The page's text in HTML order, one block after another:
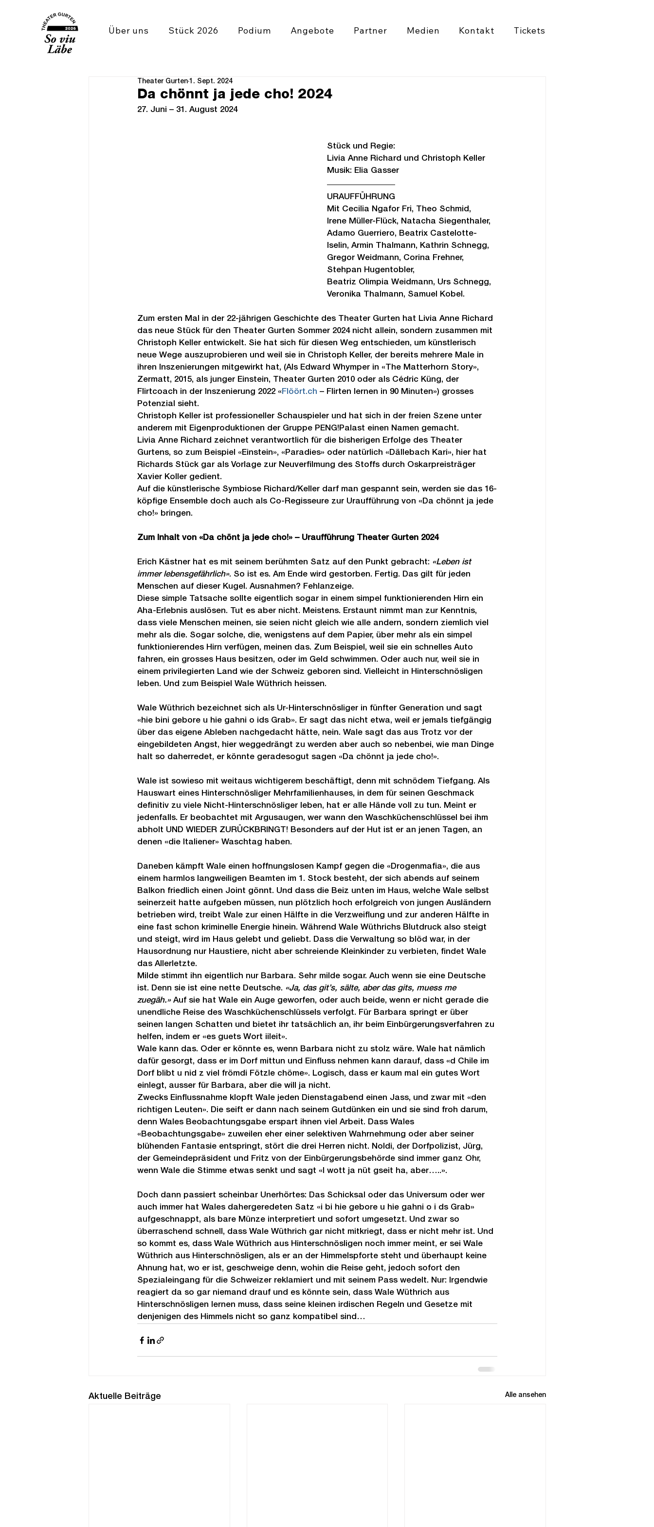
Über uns Stück 2026 Podium Angebote Partner Medien Kontakt Tickets
Da chönnt ja jede cho! 2024
Theater Gurten 1. Sept. 2024
27. Juni – 31. August 2024
Stück und Regie:
Livia Anne Richard und Christoph Keller
Musik: Elia Gasser
URAUFFÜHRUNG
Mit Cecilia Ngafor Fri, Theo Schmid,
Irene Müller-Flück, Natacha Siegenthaler,
Adamo Guerriero, Beatrix Castelotte-
Iselin, Armin Thalmann, Kathrin Schnegg,
Gregor Weidmann, Corina Frehner,
Stehpan Hugentobler,
Beatriz Olimpia Weidmann, Urs Schnegg,
Veronika Thalmann, Samuel Kobel.
Zum ersten Mal in der 22-jährigen Geschichte des Theater Gurten hat Livia Anne Richard
das neue Stück für den Theater Gurten Sommer 2024 nicht allein, sondern zusammen mit
Christoph Keller entwickelt. Sie hat sich für diesen Weg entschieden, um künstlerisch
neue Wege auszuprobieren und weil sie in Christoph Keller, der bereits mehrere Male in
ihren Inszenierungen mitgewirkt hat, (Als Edward Whymper in «The Matterhorn Story»,
Zermatt, 2015, als junger Einstein, Theater Gurten 2010 oder als Cédric Küng, der
Flirtcoach in der Inszenierung 2022 «Flöört.ch – Flirten lernen in 90 Minuten») grosses
Potenzial sieht.
Christoph Keller ist professioneller Schauspieler und hat sich in der freien Szene unter
anderem mit Eigenproduktionen der Gruppe PENG!Palast einen Namen gemacht.
Livia Anne Richard zeichnet verantwortlich für die bisherigen Erfolge des Theater
Gurtens, so zum Beispiel «Einstein», «Paradies» oder natürlich «Dällebach Kari», hier hat
Richards Stück gar als Vorlage zur Neuverfilmung des Stoffs durch Oskarpreisträger
Xavier Koller gedient.
Auf die künstlerische Symbiose Richard/Keller darf man gespannt sein, werden sie das 16-
köpfige Ensemble doch auch als Co-Regisseure zur Uraufführung von «Da chönnt ja jede
cho!» bringen.
Zum Inhalt von «Da chönt ja jede cho!» – Uraufführung Theater Gurten 2024
Erich Kästner hat es mit seinem berühmten Satz auf den Punkt gebracht: «Leben ist
immer lebensgefährlich». So ist es. Am Ende wird gestorben. Fertig. Das gilt für jeden
Menschen auf dieser Kugel. Ausnahmen? Fehlanzeige.
Diese simple Tatsache sollte eigentlich sogar in einem simpel funktionierenden Hirn ein
Aha-Erlebnis auslösen. Tut es aber nicht. Meistens. Erstaunt nimmt man zur Kenntnis,
dass viele Menschen meinen, sie seien nicht gleich wie alle andern, sondern ziemlich viel
mehr als die. Sogar solche, die, wenigstens auf dem Papier, über mehr als ein simpel
funktionierendes Hirn verfügen, meinen das. Zum Beispiel, weil sie ein schnelles Auto
fahren, ein grosses Haus besitzen, oder im Geld schwimmen. Oder auch nur, weil sie in
einem privilegierten Land wie der Schweiz geboren sind. Vielleicht in Hinterschnösligen
leben. Und zum Beispiel Wale Wüthrich heissen.
Wale Wüthrich bezeichnet sich als Ur-Hinterschnösliger in fünfter Generation und sagt
«hie bini gebore u hie gahni o ids Grab». Er sagt das nicht etwa, weil er jemals tiefgängig
über das eigene Ableben nachgedacht hätte, nein. Wale sagt das aus Trotz vor der
eingebildeten Angst, hier weggedrängt zu werden aber auch so nebenbei, wie man Dinge
halt so daherredet, er könnte geradesogut sagen «Da chönnt ja jede cho!».
Wale ist sowieso mit weitaus wichtigerem beschäftigt, denn mit schnödem Tiefgang. Als
Hauswart eines Hinterschnösliger Mehrfamilienhauses, in dem für seinen Geschmack
definitiv zu viele Nicht-Hinterschnösliger leben, hat er alle Hände voll zu tun. Meint er
jedenfalls. Er beobachtet mit Argusaugen, wer wann den Waschküchenschlüssel bei ihm
abholt UND WIEDER ZURÜCKBRINGT! Besonders auf der Hut ist er an jenen Tagen, an
denen «die Italiener» Waschtag haben.
Daneben kämpft Wale einen hoffnungslosen Kampf gegen die «Drogenmafia», die aus
einem harmlos langweiligen Beamten im 1. Stock besteht, der sich abends auf seinem
Balkon friedlich einen Joint gönnt. Und dass die Beiz unten im Haus, welche Wale selbst
seinerzeit hatte aufgeben müssen, nun plötzlich hoch erfolgreich von jungen Ausländern
betrieben wird, treibt Wale zur einen Hälfte in die Verzweiflung und zur anderen Hälfte in
eine fast schon kriminelle Energie hinein. Während Wale Wüthrichs Blutdruck also steigt
und steigt, wird im Haus gelebt und geliebt. Dass die Verwaltung so blöd war, in der
Hausordnung nur Haustiere, nicht aber schreiende Kleinkinder zu verbieten, findet Wale
das Allerletzte.
Milde stimmt ihn eigentlich nur Barbara. Sehr milde sogar. Auch wenn sie eine Deutsche
ist. Denn sie ist eine nette Deutsche. «Ja, das git’s, sälte, aber das gits, muess me
zuegäh.» Auf sie hat Wale ein Auge geworfen, oder auch beide, wenn er nicht gerade die
unendliche Reise des Waschküchenschlüssels verfolgt. Für Barbara springt er über
seinen langen Schatten und bietet ihr tatsächlich an, ihr beim Einbürgerungsverfahren zu
helfen, indem er «es guets Wort iileit».
Wale kann das. Oder er könnte es, wenn Barbara nicht zu stolz wäre. Wale hat nämlich
dafür gesorgt, dass er im Dorf mittun und Einfluss nehmen kann darauf, dass «d Chile im
Dorf blibt u nid z viel frömdi Fötzle chöme». Logisch, dass er kaum mal ein gutes Wort
einlegt, ausser für Barbara, aber die will ja nicht.
Zwecks Einflussnahme klopft Wale jeden Dienstagabend einen Jass, und zwar mit «den
richtigen Leuten». Die seift er dann nach seinem Gutdünken ein und sie sind froh darum,
denn Wales Beobachtungsgabe erspart ihnen viel Arbeit. Dass Wales
«Beobachtungsgabe» zuweilen eher einer selektiven Wahrnehmung oder aber seiner
blühenden Fantasie entspringt, stört die drei Herren nicht. Noldi, der Dorfpolizist, Jürg,
der Gemeindepräsident und Fritz von der Einbürgerungsbehörde sind immer ganz Ohr,
wenn Wale die Stimme etwas senkt und sagt «I wott ja nüt gseit ha, aber…..».
Doch dann passiert scheinbar Unerhörtes: Das Schicksal oder das Universum oder wer
auch immer hat Wales dahergeredeten Satz «i bi hie gebore u hie gahni o i ds Grab»
aufgeschnappt, als bare Münze interpretiert und sofort umgesetzt. Und zwar so
überraschend schnell, dass Wale Wüthrich gar nicht mitkriegt, dass er nicht mehr ist. Und
so kommt es, dass Wale Wüthrich aus Hinterschnösligen noch immer meint, er sei Wale
Wüthrich aus Hinterschnösligen, als er an der Himmelspforte steht und überhaupt keine
Ahnung hat, wo er ist, geschweige denn, wohin die Reise geht, jedoch sofort den
Spezialeingang für die Schweizer reklamiert und mit seinem Pass wedelt. Nur: Irgendwie
reagiert da so gar niemand drauf und es könnte sein, dass Wale Wüthrich aus
Hinterschnösligen lernen muss, dass seine kleinen irdischen Regeln und Gesetze mit
denjenigen des Himmels nicht so ganz kompatibel sind…
Aktuelle Beiträge Alle ansehen